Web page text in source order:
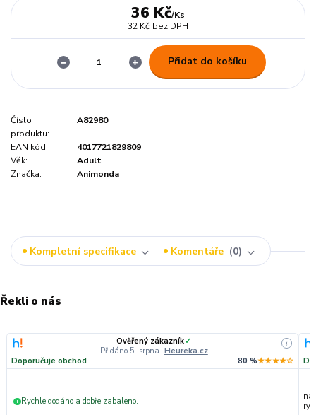
36 Kč/Ks
32 Kč bez DPH
Přidat do košíku
Číslo
produktu:
A82980
EAN kód:
4017721829809
Věk:
Adult
Značka:
Animonda
Kompletní specifikace Komentáře 0
Řekli o nás
Ověřený zákazník✓
Přidáno 5. srpna · Heureka.cz
i
Doporučuje obchod 80 %★★★★☆
+ Rychle dodáno a dobře zabaleno.